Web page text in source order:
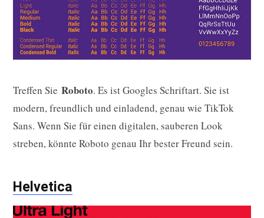
Treffen Sie Roboto. Es ist Googles Schriftart. Sie ist
modern, freundlich und einladend, genau wie TikTok
Sans. Wenn Sie für einen digitalen, sauberen Look
streben, könnte Roboto genau Ihr bester Freund sein.
Helvetica